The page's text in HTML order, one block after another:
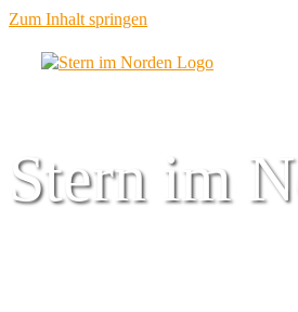
Zum Inhalt springen
Stern im